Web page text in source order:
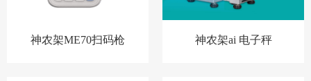
神农架ME70扫码枪 神农架ai 电子秤